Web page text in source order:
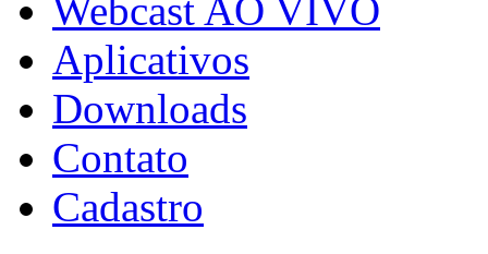
Webcast AO VIVO
Aplicativos
Downloads
Contato
Cadastro